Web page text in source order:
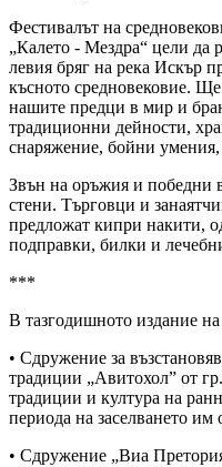
Фестивалът на
„Калето - Мездра“ цели да
левия бряг на река Искър
късното средновековие.
нашите предци в мир и
традиционни дейности,
снаряжение, бойни
Звън на оръжия и победни
стени. Търговци и
предложат кипри накити,
подправки, билки и
***
В тазгодишното издание
• Сдружение за
традиции „Авитохол” от
традиции и култура на
периода на заселването им
• Сдружение „Виа